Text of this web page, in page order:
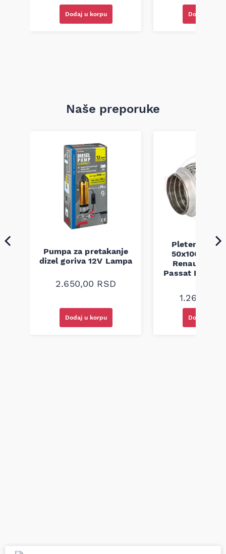
Dodaj u korpu Dodaj u
Naše preporuke
Pumpa za pretakanje
dizel goriva 12V Lampa
2.650,00 RSD
Dodaj u korpu
Pletenica
50x100 Audi
Renault
Passat B5
1.260,00
Dodaj u